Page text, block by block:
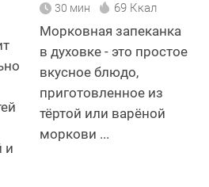
и
30 мин 69 Ккал
Морковная запеканка
в духовке - это простое
вкусное блюдо,
приготовленное из
тёртой или варёной
моркови ...